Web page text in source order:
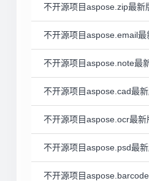
不开源项目aspose.zip最新
不开源项目aspose.email
不开源项目aspose.note最
不开源项目aspose.cad最
不开源项目aspose.ocr最
不开源项目aspose.psd最